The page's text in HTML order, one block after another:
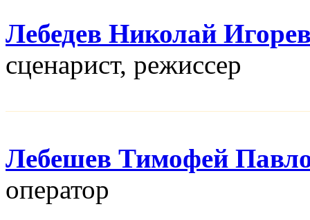
Лебедев Николай
сценарист, режисcер
Лебешев Тимофей
оператор